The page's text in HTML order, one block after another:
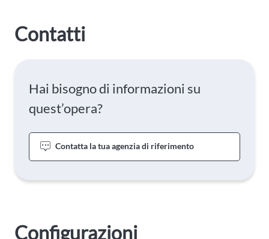
Contatti
Hai bisogno di informazioni su
quest’opera?
Contatta la tua agenzia di riferimento
Configurazioni